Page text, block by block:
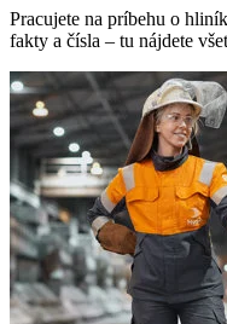
Pracujete na príbehu o
fakty a čísla – tu nájdete